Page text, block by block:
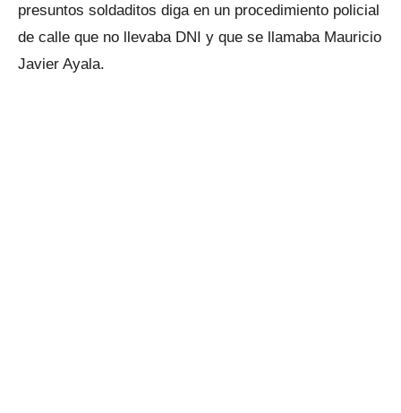
presuntos soldaditos diga en un procedimiento policial
de calle que no llevaba DNI y que se llamaba Mauricio
Javier Ayala.